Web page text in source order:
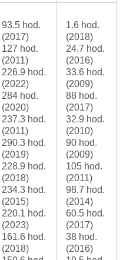
93.5 hod.
(2017)
127 hod.
(2011)
226.9 hod.
(2022)
284 hod.
(2020)
237.3 hod.
(2011)
290.3 hod.
(2019)
228.9 hod.
(2018)
234.3 hod.
(2015)
220.1 hod.
(2023)
161.6 hod.
(2018)
1.6 hod.
(2018)
24.7 hod.
(2016)
33.6 hod.
(2009)
88 hod.
(2017)
32.9 hod.
(2010)
90 hod.
(2009)
105 hod.
(2011)
98.7 hod.
(2014)
60.5 hod.
(2017)
38 hod.
(2016)